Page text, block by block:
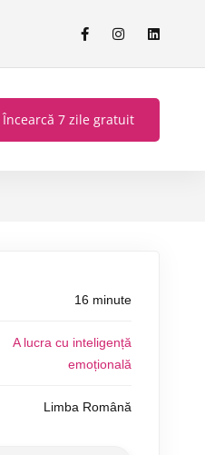
Încearcă 7 zile gratuit
16 minute
A lucra cu inteligență
emoțională
Limba Română